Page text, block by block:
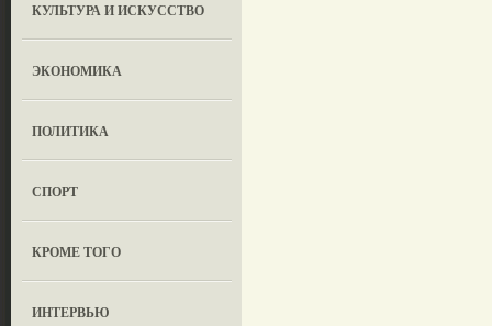
КУЛЬТУРА И ИСКУССТВО
ЭКОНОМИКА
ПОЛИТИКА
СПОРТ
КРОМЕ ТОГО
ИНТЕРВЬЮ